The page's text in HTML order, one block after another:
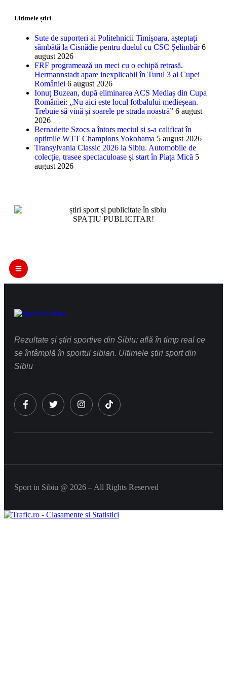
Ultimele știri
Sute de suporteri ai Politehnicii Timișoara, așteptați
sâmbătă la Cisnădie pentru duelul cu CSC Șelimbăr 6
august 2026
FRF programează un meci cu o echipă retrasă.
Hermannstadt apare inexplicabil în Turul 3 al Cupei
României 6 august 2026
Ionuț Buzean, după eliminarea ACS Mediaș din Cupa
României: „Nu aici este locul fotbalului medieșean.
Trebuie să vină și soarele pe strada noastră” 6 august
2026
Bernadette Szocs a întors meciul și s-a calificat în
optimile WTT Champions Yokohama 5 august 2026
Transylvania Classic 2026 la Sibiu. Automobile de
colecție, trasee spectaculoase și start în Piața Mică 5
august 2026
SPAȚIU PUBLICITAR!
Rezultate și știri sportive din Sibiu: află în timp real ce
se întâmplă în sportul sibian. Ultimele știri sport din
Sibiu
Sport in Sibiu @ 2026 – All Rights Reserved